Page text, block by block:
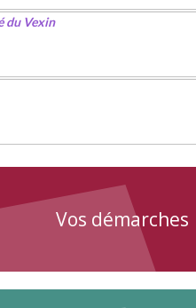
du Vexin
Vos démarches